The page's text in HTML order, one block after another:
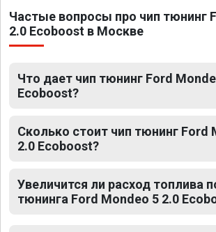
Частые вопросы про чип тюнинг
2.0 Ecoboost в Москве
Что дает чип тюнинг Ford
Ecoboost?
Сколько стоит чип тюнинг Ford
2.0 Ecoboost?
Увеличится ли расход топлива
тюнинга Ford Mondeo 5 2.0